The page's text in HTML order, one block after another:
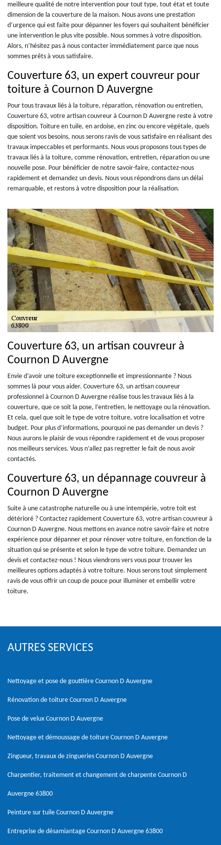
meilleure qualité de notre intervention pour tout type, tout état et toute
dimension de la couverture de la maison. Nous avons une prestation
d’urgence qui est faite pour dépanner les foyers qui souhaitent bénéficier
une intervention le plus vite possible. Nous sommes à votre disposition.
Alors, n’hésitez pas à nous contacter immédiatement parce que nous
sommes prêts à vous satisfaire.
Couverture 63, un expert couvreur pour
toiture à Cournon D Auvergne
Pour tous travaux liés à la toiture, réparation, rénovation ou entretien,
Couverture 63, votre artisan couvreur à Cournon D Auvergne reste à votre
disposition. Toiture en tuile, en ardoise, en zinc ou encore végétale, quels
que soient vos besoins, nous serons ravis de vous satisfaire en réalisant des
travaux impeccables et performants. Nous vous proposons tous types de
travaux liés à la toiture, comme rénovation, entretien, réparation ou une
nouvelle pose. Pour bénéficier de notre savoir-faire, contactez-nous
rapidement et demandez un devis. Nous vous répondrons dans un délai
remarquable, et restons à votre disposition pour la réalisation.
Couverture 63, un artisan couvreur à
Cournon D Auvergne
Envie d’avoir une toiture exceptionnelle et impressionnante ? Nous
sommes là pour vous aider. Couverture 63, un artisan couvreur
professionnel à Cournon D Auvergne réalise tous les travaux liés à la
couverture, que ce soit la pose, l’entretien, le nettoyage ou la rénovation.
Et cela, quel que soit le type de votre toiture, votre localisation et votre
budget. Pour plus d’informations, pourquoi ne pas demander un devis ?
Nous aurons le plaisir de vous répondre rapidement et de vous proposer
nos meilleurs services. Vous n’allez pas regretter le fait de nous avoir
contactés.
Couverture 63, un dépannage couvreur à
Cournon D Auvergne
Suite à une catastrophe naturelle ou à une intempérie, votre toit est
détérioré ? Contactez rapidement Couverture 63, votre artisan couvreur à
Cournon D Auvergne. Nous mettons en avance notre savoir-faire et notre
expérience pour dépanner et pour rénover votre toiture, en fonction de la
situation qui se présente et selon le type de votre toiture. Demandez un
devis et contactez-nous ! Nous viendrons vers vous pour trouver les
meilleures options adaptés à votre toiture. Nous serons tout simplement
ravis de vous offrir un coup de pouce pour illuminer et embellir votre
toiture.
AUTRES SERVICES
Nettoyage et pose de gouttière Cournon D Auvergne
Rénovation de toiture Cournon D Auvergne
Pose de velux Cournon D Auvergne
Nettoyage et démoussage de toiture Cournon D Auvergne
Zingueur, travaux de zingueries Cournon D Auvergne
Charpentier, traitement et changement de charpente Cournon D
Auvergne 63800
Peinture sur tuile Cournon D Auvergne
Entreprise de désamiantage Cournon D Auvergne 63800